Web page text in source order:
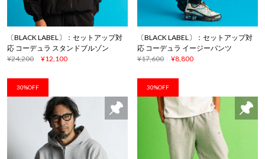
〔BLACK LABEL〕：セットアップ対
応 コーデュラ スタンドブルゾン
¥24,200
¥12,100
〔BLACK LABEL〕：セットアップ対
応 コーデュラ イージーパンツ
¥17,600
¥8,800
30%OFF 30%OFF